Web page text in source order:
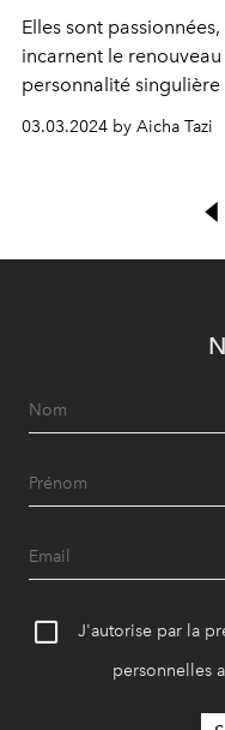
Elles sont
incarnent le
personnalité
son écrin Neyleen
déterminées à
03.03.2024 by Aicha Tazi
J'autorise par la
personnelles